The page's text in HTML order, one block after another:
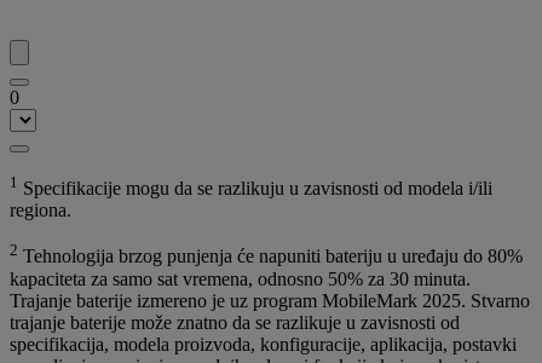
0
1 Specifikacije mogu da se razlikuju u zavisnosti od modela i/ili
regiona.
2 Tehnologija brzog punjenja će napuniti bateriju u uređaju do 80%
kapaciteta za samo sat vremena, odnosno 50% za 30 minuta.
Trajanje baterije izmereno je uz program MobileMark 2025. Stvarno
trajanje baterije može znatno da se razlikuje u zavisnosti od
specifikacija, modela proizvoda, konfiguracije, aplikacija, postavki